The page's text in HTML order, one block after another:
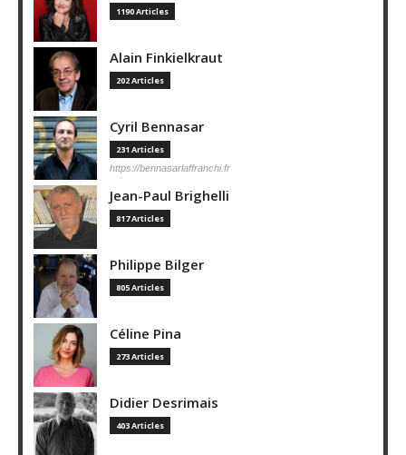
1190 Articles
Alain Finkielkraut
202 Articles
Cyril Bennasar
231 Articles
https://bennasarlaffranchi.fr
Jean-Paul Brighelli
817 Articles
Philippe Bilger
805 Articles
Céline Pina
273 Articles
Didier Desrimais
403 Articles